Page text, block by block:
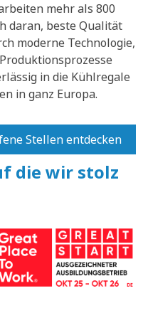
mehr als 800
daran, beste Qualität
moderne Technologie,
in die Kühlregale
in ganz Europa.
Stellen entdecken
die wir stolz